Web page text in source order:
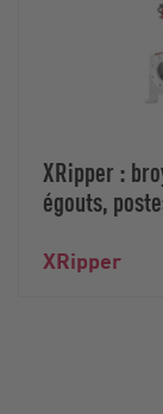
XRipper :
égouts,
XRipper